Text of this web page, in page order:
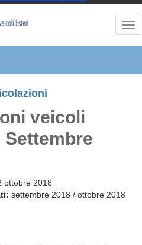
veicoli
ottobre 2018
settembre 2018 / ottobre 2018